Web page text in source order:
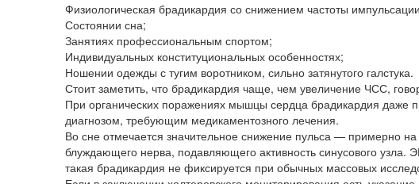
Физиологическая брадикардия со снижением частоты
Состоянии сна;
Занятиях профессиональным спортом;
Индивидуальных конституциональных особенностях;
Ношении одежды с тугим воротником, сильно затянутого галстука.
Стоит заметить, что брадикардия чаще, чем увеличение ЧСС,
При органических поражениях мышцы сердца брадикардия даже
диагнозом, требующим медикаментозного лечения.
Во сне отмечается значительное снижение пульса — примерно
блуждающего нерва, подавляющего активность синусового узла.
такая брадикардия не фиксируется при обычных массовых